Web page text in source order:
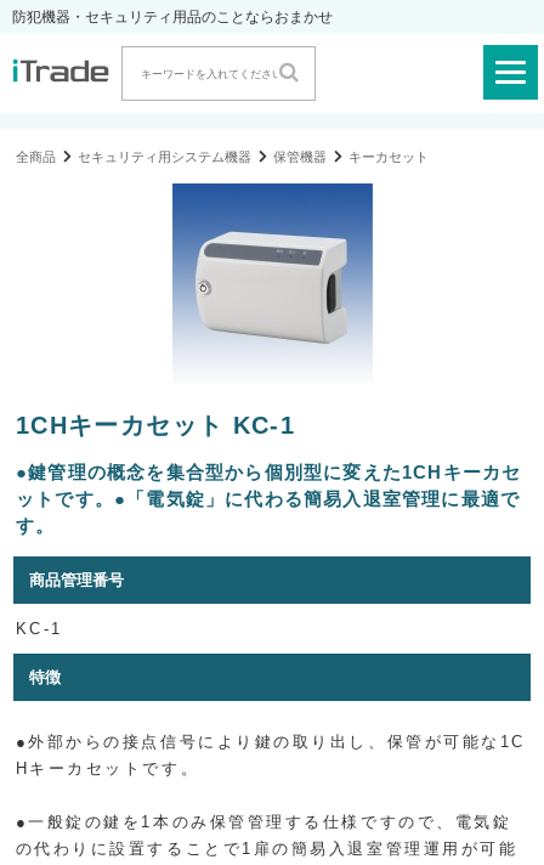
防犯機器・セキュリティ用品のことならおまかせ
全商品 セキュリティ用システム機器 保管機器 キーカセット
1CHキーカセット KC-1
●鍵管理の概念を集合型から個別型に変えた1CHキーカセ
ットです。●「電気錠」に代わる簡易入退室管理に最適で
す。
商品管理番号
KC-1
特徴
●外部からの接点信号により鍵の取り出し、保管が可能な1C
Hキーカセットです。
●一般錠の鍵を1本のみ保管管理する仕様ですので、電気錠
の代わりに設置することで1扉の簡易入退室管理運用が可能